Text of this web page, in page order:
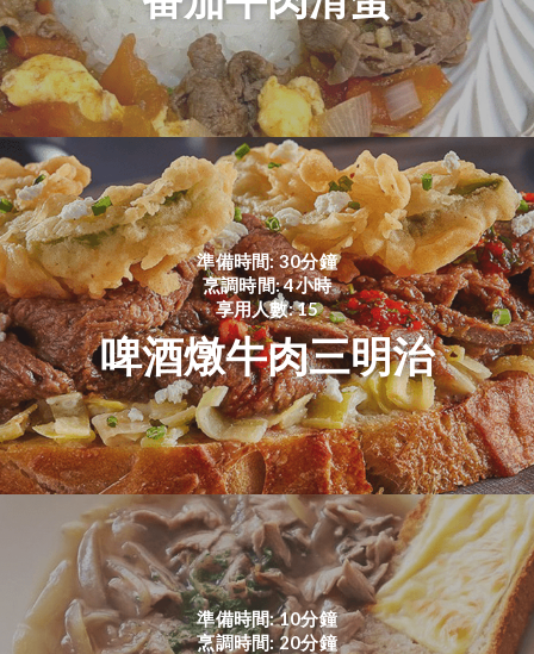
準備時間: 30分鐘
烹調時間: 4小時
享用人數: 15
啤酒燉牛肉三明治
準備時間: 10分鐘
烹調時間: 20分鐘